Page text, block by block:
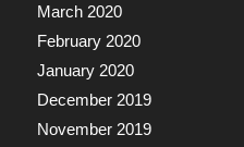
March 2020
February 2020
January 2020
December 2019
November 2019